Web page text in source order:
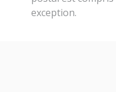
exception.